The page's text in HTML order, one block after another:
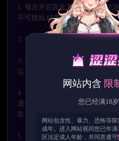
1. 每次开启盲盒,随机获得1-5 款
不可预知,结果随机。
2. 每开后5个后,开启第6个时将会
3. 游戏以新游尝鲜/轻量体验为主,
以实际体验为准。
4. 奖励发放后请在本页面
通过本页面
【中奖记录】入口进
取。
5. 奖励均为虚拟内容,不支持退款
网站内含 限
您已经满18
网站包含性、暴力、恐怖等
成年。进入网站视同您已年
区法定成人年龄，并同意遵守